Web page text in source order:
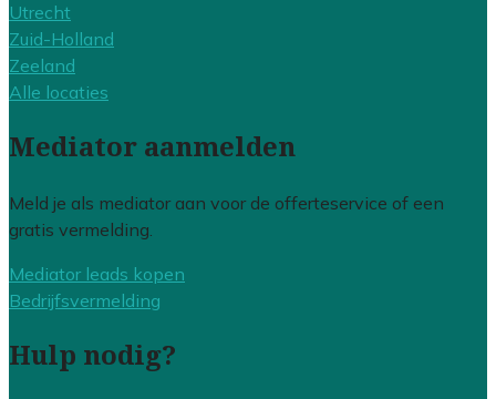
Utrecht
Zuid-Holland
Zeeland
Alle locaties
Mediator aanmelden
Meld je als mediator aan voor de offerteservice of een
gratis vermelding.
Mediator leads kopen
Bedrijfsvermelding
Hulp nodig?